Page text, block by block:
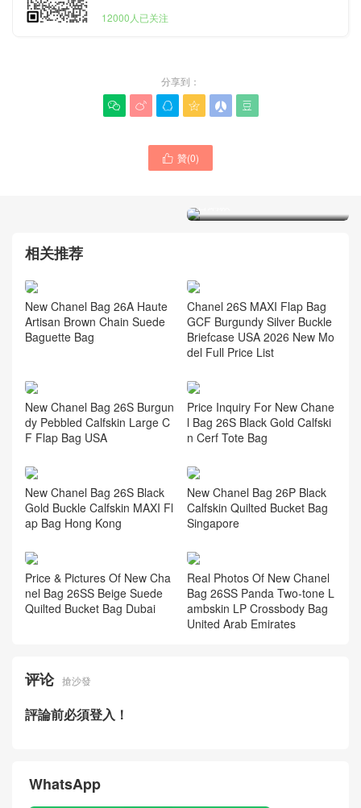
12000人已关注
分享到：
     
 贊(0)
Chanel香奈兒包包Hong
Kong專賣店 25s 25bag
Chanel香奈兒包包經典系列
黑色大號Kelly手柄包Taiwan
相关推荐
Artisan Brown Chain Suede
Baguette Bag
GCF Burgundy Silver Buckle
Briefcase USA 2026 New Mo
del Full Price List
New Chanel Bag 26S Burgun
dy Pebbled Calfskin Large C
F Flap Bag USA
Price Inquiry For New Chane
l Bag 26S Black Gold Calfski
n Cerf Tote Bag
ap Bag Hong Kong
Price & Pictures Of New Cha